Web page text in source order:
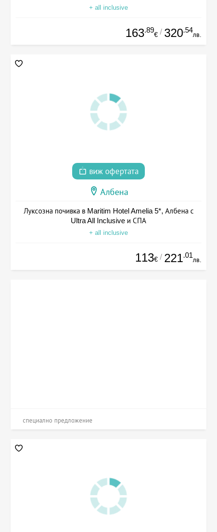
+ all inclusive
163.89
€ / 320.54
лв.
виж офертата
Албена
Луксозна почивка в Maritim Hotel Amelia 5*, Албена с
Ultra All Inclusive и СПА
+ all inclusive
113€ / 221.01
лв.
специално предложение